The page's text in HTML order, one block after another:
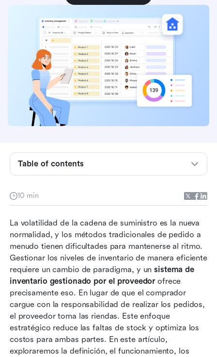
10 min
La volatilidad de la cadena de suministro es la nueva
normalidad, y los métodos tradicionales de pedido a
menudo tienen dificultades para mantenerse al ritmo.
Gestionar los niveles de inventario de manera eficiente
requiere un cambio de paradigma, y un sistema de
inventario gestionado por el proveedor ofrece
precisamente eso. En lugar de que el comprador
cargue con la responsabilidad de realizar los pedidos,
el proveedor toma las riendas. Este enfoque
estratégico reduce las faltas de stock y optimiza los
costos para ambas partes. En este artículo,
exploraremos la definición, el funcionamiento, los
Table of contents
¿Qué es el sistema de inventario gestionado por
el proveedor?
¿Cómo funciona el sistema de inventario
gestionado por el proveedor
por el proveedor
proveedor
Inicia tu sistema de inventario administrado por
el proveedor con Lark
Mejores prácticas para el sistema de inventario
gestionado por el proveedor
Conclusión
Preguntas frecuentes
Lectura relacionada